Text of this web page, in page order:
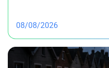
08/08/2026